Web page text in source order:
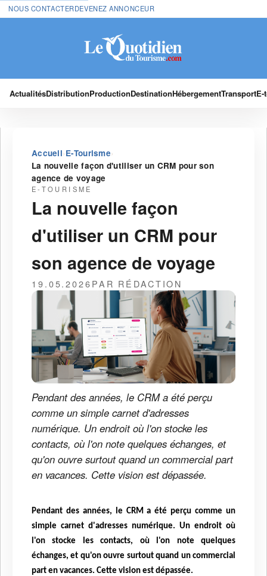
NOUS CONTACTERDEVENEZ ANNONCEUR
ActualitésDistributionProductionDestinationHébergementTransport
Accueil›E-Tourisme›
La nouvelle façon d'utiliser un CRM pour son
agence de voyage
E-TOURISME
La nouvelle façon
d'utiliser un CRM pour
son agence de voyage
19.05.2026PAR RÉDACTION
Pendant des années, le CRM a été perçu
comme un simple carnet d'adresses
numérique. Un endroit où l'on stocke les
contacts, où l'on note quelques échanges, et
qu'on ouvre surtout quand un commercial part
en vacances. Cette vision est dépassée.
Pendant des années, le CRM a été perçu comme un
simple carnet d'adresses numérique. Un endroit où
l'on stocke les contacts, où l'on note quelques
échanges, et qu'on ouvre surtout quand un commercial
part en vacances. Cette vision est dépassée.